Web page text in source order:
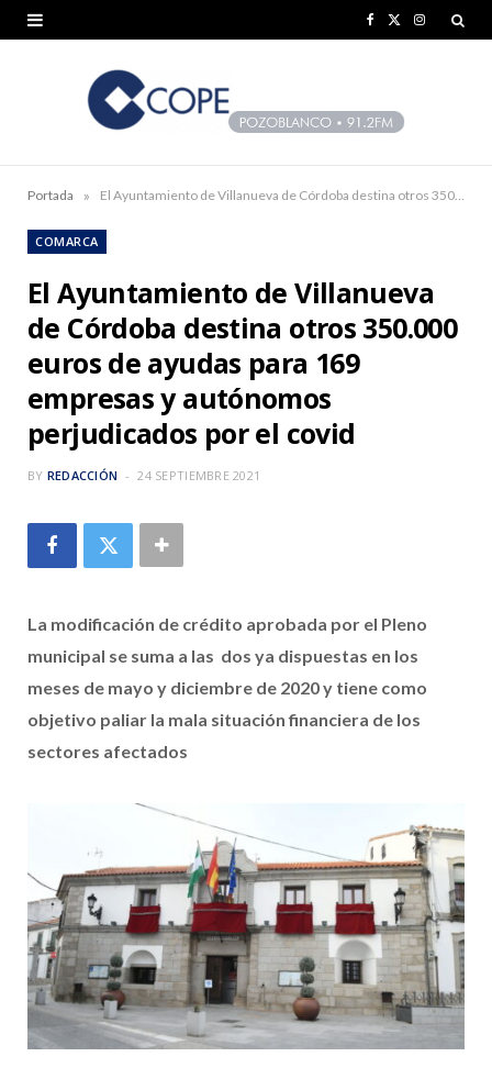
e
k e
r
I
a
m
Portada »
COMARCA
El Ayuntamiento de Villanueva
de Córdoba destina otros 350.000
euros de ayudas para 169
empresas y autónomos
perjudicados por el covid
BY REDACCIÓN 24 SEPTIEMBRE 2021
La modificación de crédito aprobada por el Pleno
municipal se suma a las dos ya dispuestas en los
meses de mayo y diciembre de 2020 y tiene como
objetivo paliar la mala situación financiera de los
sectores afectados